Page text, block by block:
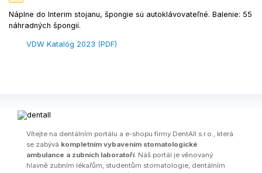
Náplne do Interim stojanu, špongie sú autoklávovateľné. Balenie: 55
náhradných špongií.
VDW Katalóg 2023 (PDF)
Ví­tejte na dentálním portálu a e-shopu firmy DentAll s.r.o., která
se zabývá kompletním vybavením stomatologické
ambulance a zubních laboratoří. Náš portál je věnovaný
hlavně zubním lékařům, studentům stomatologie, dentálním